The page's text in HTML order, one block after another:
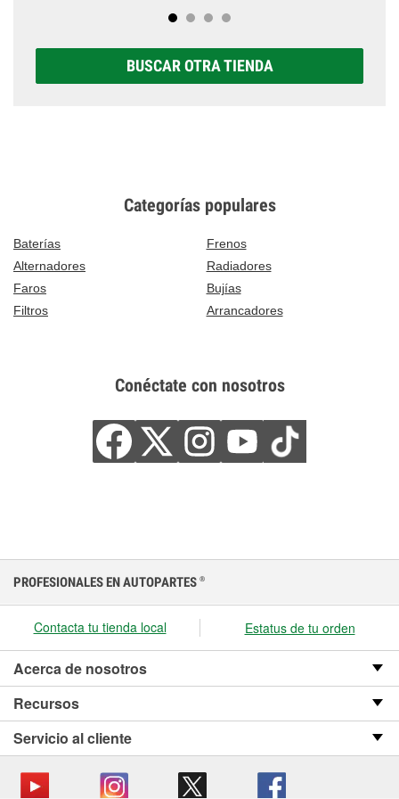
BUSCAR OTRA TIENDA
Categorías populares
Baterías
Frenos
Alternadores
Radiadores
Faros
Bujías
Filtros
Arrancadores
Conéctate con nosotros
PROFESIONALES EN AUTOPARTES ®
Contacta tu tienda local Estatus de tu orden
Acerca de nosotros
Recursos
Servicio al cliente